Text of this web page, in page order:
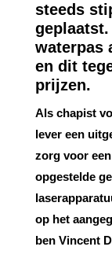
steeds
waterpas
en dit
prijzen.
Als chapist
lever een
zorg voor een
opgestelde
op het
ben Vincent